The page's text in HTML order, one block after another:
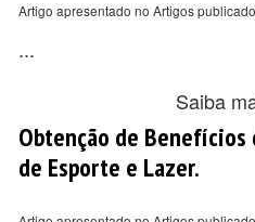
Artigo apresentado no Artigos
...
Saiba
Obtenção de Benefícios
de Esporte e Lazer.